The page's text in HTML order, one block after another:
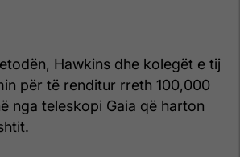
Hawkins dhe kolegët e tij
për të renditur rreth 100,000
nga teleskopi Gaia që harton